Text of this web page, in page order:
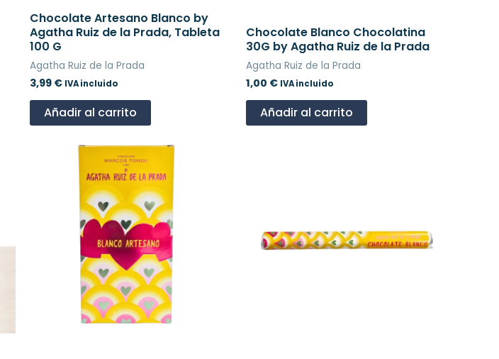
Chocolate Artesano Blanco by
Agatha Ruiz de la Prada, Tableta
100 G
Agatha Ruiz de la Prada
3,99 € IVA incluido
Añadir al carrito
Chocolate Blanco Chocolatina
30G by Agatha Ruiz de la Prada
Agatha Ruiz de la Prada
1,00 € IVA incluido
Añadir al carrito